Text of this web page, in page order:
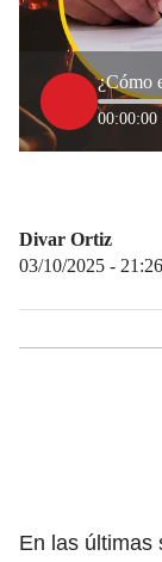
00:00:00
Divar Ortiz
03/10/2025 - 21:26
En las últimas